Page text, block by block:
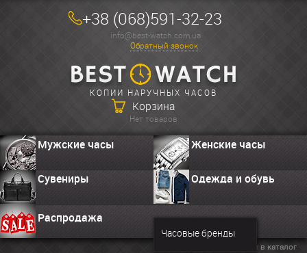
+38 (068)591-32-23
info@best-watch.com.ua
Обратный звонок
КОПИИ НАРУЧНЫХ ЧАСОВ
Корзина
Нет товаров
Мужские часы Женские часы
Сувениры Одежда и обувь
Распродажа
Часовые бренды
Вернуться в каталог